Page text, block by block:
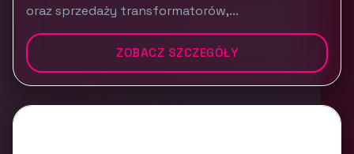
oraz sprzedaży transformatorów,...
ZOBACZ SZCZEGÓŁY